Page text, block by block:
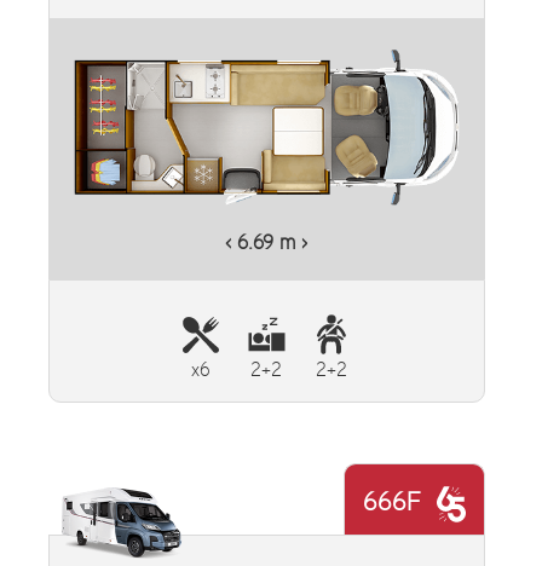
‹ 6.69 m ›
x6 2+2 2+2
666F